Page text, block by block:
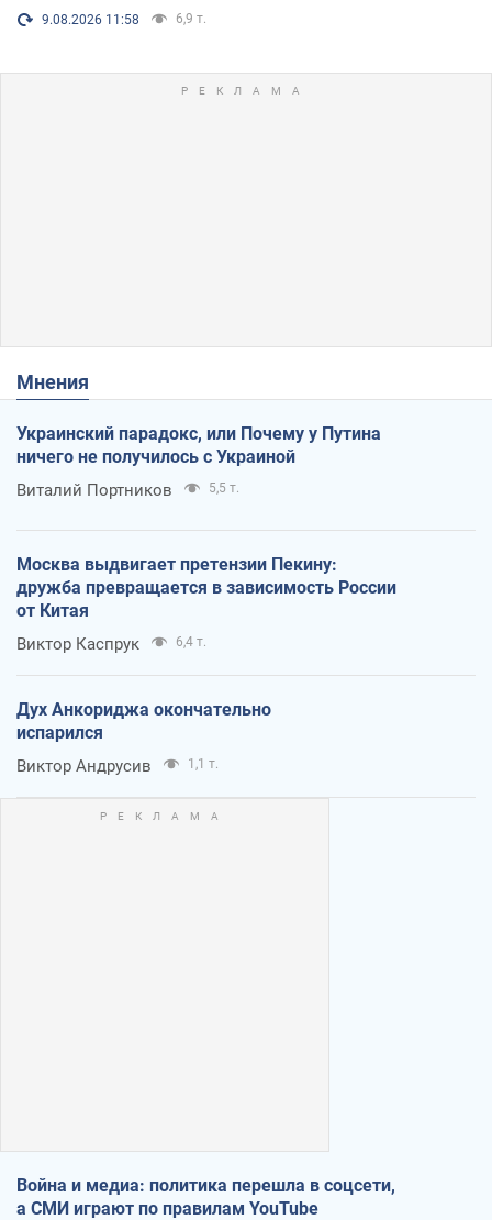
9.08.2026 11:58 6,9 т.
Мнения
Украинский парадокс, или Почему у Путина
ничего не получилось с Украиной
Виталий Портников 5,5 т.
Москва выдвигает претензии Пекину:
дружба превращается в зависимость России
от Китая
Виктор Каспрук 6,4 т.
Дух Анкориджа окончательно
испарился
Виктор Андрусив 1,1 т.
Война и медиа: политика перешла в соцсети,
а СМИ играют по правилам YouTube